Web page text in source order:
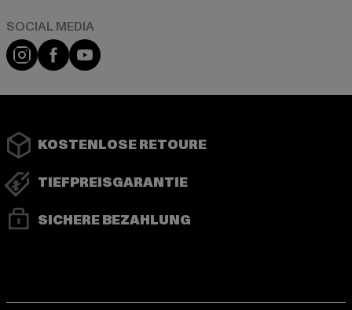
Instagram
FacebookYouTube
KOSTENLOSE RETOURE
TIEFPREISGARANTIE
SICHERE BEZAHLUNG